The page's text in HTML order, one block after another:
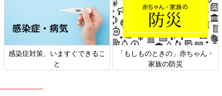
感染症対策、いますぐできるこ
と
「もしものときの」赤ちゃん・
家族の防災